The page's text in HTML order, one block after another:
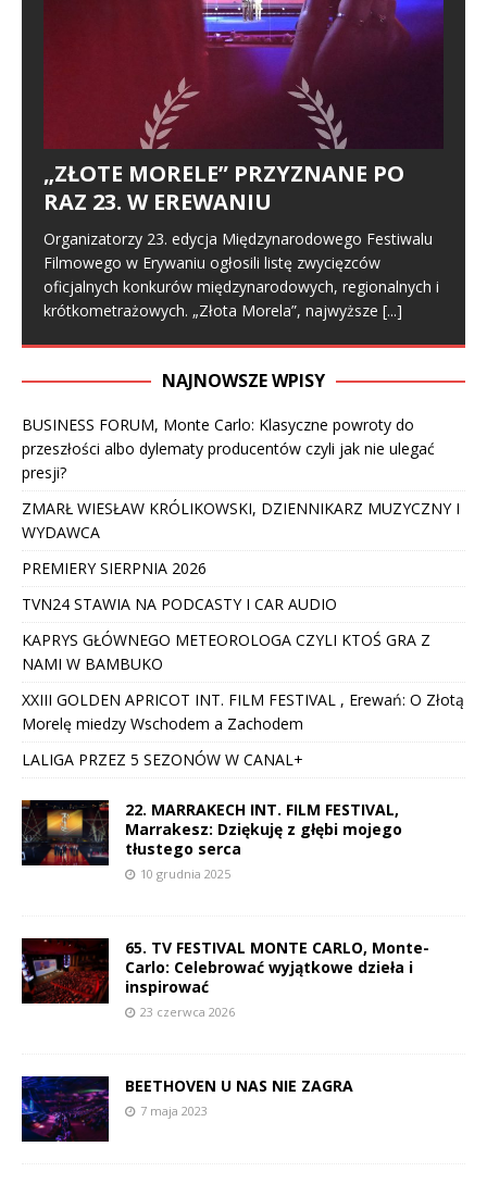
„ZŁOTE MORELE” PRZYZNANE PO
RAZ 23. W EREWANIU
Organizatorzy 23. edycja Międzynarodowego Festiwalu
Filmowego w Erywaniu ogłosili listę zwycięzców
oficjalnych konkurów międzynarodowych, regionalnych i
krótkometrażowych. „Złota Morela”, najwyższe [...]
NAJNOWSZE WPISY
BUSINESS FORUM, Monte Carlo: Klasyczne powroty do
przeszłości albo dylematy producentów czyli jak nie ulegać
presji?
ZMARŁ WIESŁAW KRÓLIKOWSKI, DZIENNIKARZ MUZYCZNY I
WYDAWCA
PREMIERY SIERPNIA 2026
TVN24 STAWIA NA PODCASTY I CAR AUDIO
KAPRYS GŁÓWNEGO METEOROLOGA CZYLI KTOŚ GRA Z
NAMI W BAMBUKO
XXIII GOLDEN APRICOT INT. FILM FESTIVAL , Erewań: O Złotą
Morelę miedzy Wschodem a Zachodem
LALIGA PRZEZ 5 SEZONÓW W CANAL+
22. MARRAKECH INT. FILM FESTIVAL,
Marrakesz: Dziękuję z głębi mojego
tłustego serca
10 grudnia 2025
65. TV FESTIVAL MONTE CARLO, Monte-
Carlo: Celebrować wyjątkowe dzieła i
inspirować
23 czerwca 2026
BEETHOVEN U NAS NIE ZAGRA
7 maja 2023